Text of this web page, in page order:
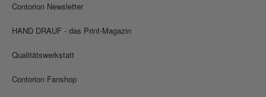
Contorion Newsletter
HAND DRAUF - das Print-Magazin
Qualitätswerkstatt
Contorion Fanshop